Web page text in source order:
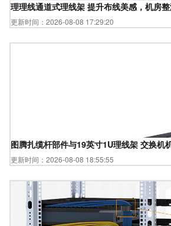
理理线通道式理线架 提升布线美感，机房
更新时间：2026-08-08 17:29:20
图腾扎缆杆部件与19英寸1U理线架 交换机
更新时间：2026-08-08 18:55:55